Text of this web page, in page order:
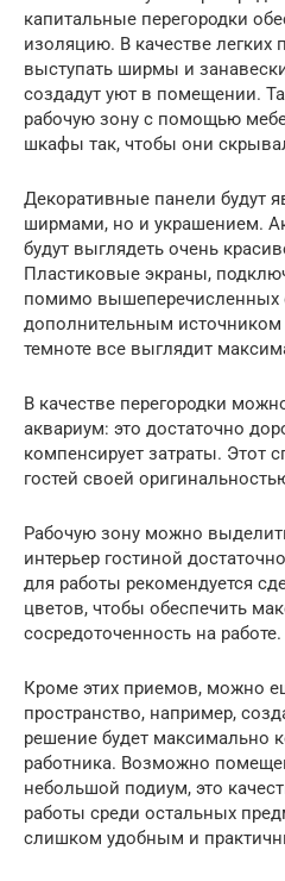
капитальные перегородки
изоляцию. В качестве легких
выступать ширмы и
создадут уют в помещении.
рабочую зону с помощью
шкафы так, чтобы они
Декоративные панели будут
ширмами, но и украшением.
будут выглядеть очень
Пластиковые экраны,
помимо вышеперечисленных
дополнительным источником
темноте все выглядит
В качестве перегородки
аквариум: это достаточно
компенсирует затраты. Этот
гостей своей
Рабочую зону можно
интерьер гостиной
для работы рекомендуется
цветов, чтобы обеспечить
сосредоточенность на работе.
Кроме этих приемов, можно
пространство, например,
решение будет максимально
работника. Возможно
небольшой подиум, это
работы среди остальных
слишком удобным и